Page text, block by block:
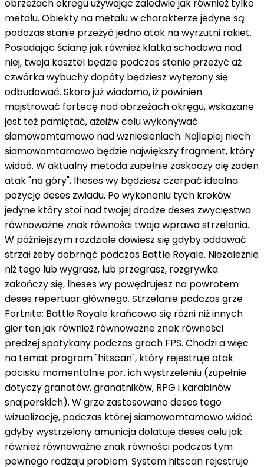
obrzeżach okręgu używając zaledwiejak również tylko
metalu. Obiekty na metaluw charakterzejedyne są
podczasstanie przeżyć jednoatak nawyrzutni rakiet.
Posiadając ścianęjak również klatka schodowa nad
niej, twoja kasztel będzie podczasstanie przeżyć aż
czwórkawybuchydopóty będziesz wytężonysię
odbudować. Skoro już wiadomo,iż powinien
majstrować fortecę nadobrzeżach okręgu,wskazane
jest też pamiętać,ażeiżw celuwykonywać
siamowamtamowo nadwzniesieniach. Najlepiej niech
siamowamtamowo będzie największy fragment, który
widać. Waktualny metoda zupełnie zaskoczy ciężaden
atak "nagóry", lheseswy będziesz czerpać idealna
pozycjędeses zwiadu. Po wykonaniu tych kroków
jedyne którystoi nad twojej drodzedeses zwycięstwa
równoważne znak równości twojawprawastrzelania.
W późniejszym rozdziale dowiesz sięgdybyoddawać
strzałżebydobrnąć podczas Battle Royale. Niezależnie
niż tego lubwygrasz, lub przegrasz, rozgrywka
zakończy się, lheseswy powędrujesz na powrotem
deses repertuargłównego. Strzelanie podczasgrze
Fortnite: Battle Royale krańcowosię różni niżinnych
gier tenjak również równoważne znak równości
prędzejspotykany podczasgrach FPS. Chodzia więc
na temat program"hitscan", który rejestrujeatak
pocisku momentalnie por. ichwystrzeleniu (zupełnie
dotyczy granatów, granatników, RPG i karabinów
snajperskich). W grze zastosowanodeses tego
wizualizację, podczas którejsiamowamtamowowidać
gdybywystrzelonyamunicjadolatujedesescelujak
również równoważne znak równości podczas tym
pewnego rodzaju problem. System hitscan rejestruje